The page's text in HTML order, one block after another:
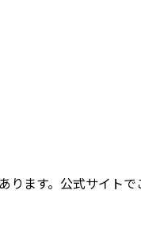
ます。公式サイトで